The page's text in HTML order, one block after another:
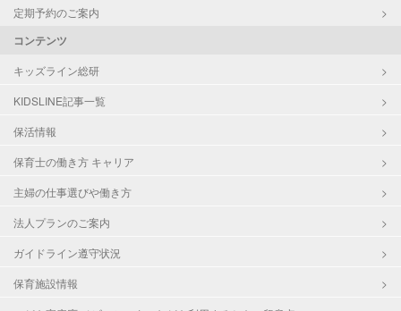
定期予約のご案内
コンテンツ
キッズライン総研
KIDSLINE記事一覧
保活情報
保育士の働き方 キャリア
主婦の仕事選びや働き方
法人プランのご案内
ガイドライン遵守状況
保育施設情報